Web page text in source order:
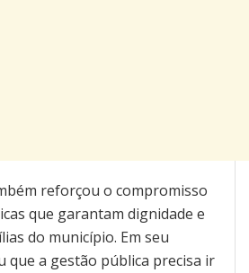
reforçou o compromisso
que garantam dignidade e
do município. Em seu
que a gestão pública precisa ir